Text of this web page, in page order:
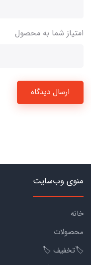
امتیاز شما به محصول
ارسال دیدگاه
منوی وب‌سایت
خانه
محصولات
🏷️تخفیف 🏷️